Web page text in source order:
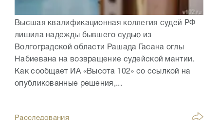
Высшая квалификационная коллегия судей РФ
лишила надежды бывшего судью из
Волгоградской области Рашада Гасана оглы
Набиевана на возвращение судейской мантии.
Как сообщает ИА «Высота 102» со ссылкой на
опубликованные решения,...
Расследования